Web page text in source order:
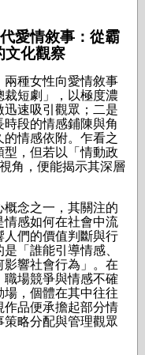
愛情敘事：從霸
文化觀察
兩種女性向愛情敘事
短劇」，以極度濃
速吸引觀眾；二是
時段的情感鋪陳與角
情感依附。乍看之
，但若以「情動政
角，便能揭示其深層
概念之一，其關注的
情感如何在社會中流
人們的價值判斷與行
「誰能引導情感、
響社會行為」。在
場競爭與情感不確
，個體在其中往往
作品便承擔起部分情
略分配與管理觀眾